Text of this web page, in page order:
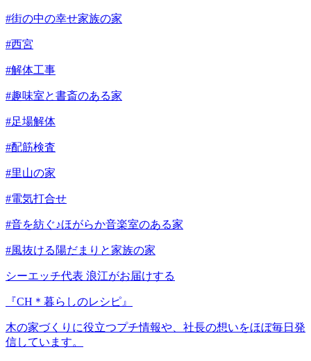
#街の中の幸せ家族の家
#西宮
#解体工事
#趣味室と書斎のある家
#足場解体
#配筋検査
#里山の家
#電気打合せ
#音を紡ぐ♪ほがらか音楽室のある家
#風抜ける陽だまりと家族の家
シーエッチ代表 浪江がお届けする
『CH＊暮らしのレシピ』
木の家づくりに役立つプチ情報や、社長の想いをほぼ毎日発
信しています。